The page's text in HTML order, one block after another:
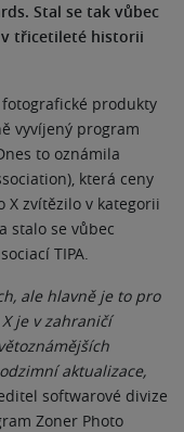
Stal se tak vůbec
třicetileté historii
produkty
vyvíjený program
to oznámila
která ceny
X zvítězilo v kategorii
stalo se vůbec
TIPA.
ale hlavně je to pro
je v zahraničí
aktualizace,
softwarové divize
Zoner Photo